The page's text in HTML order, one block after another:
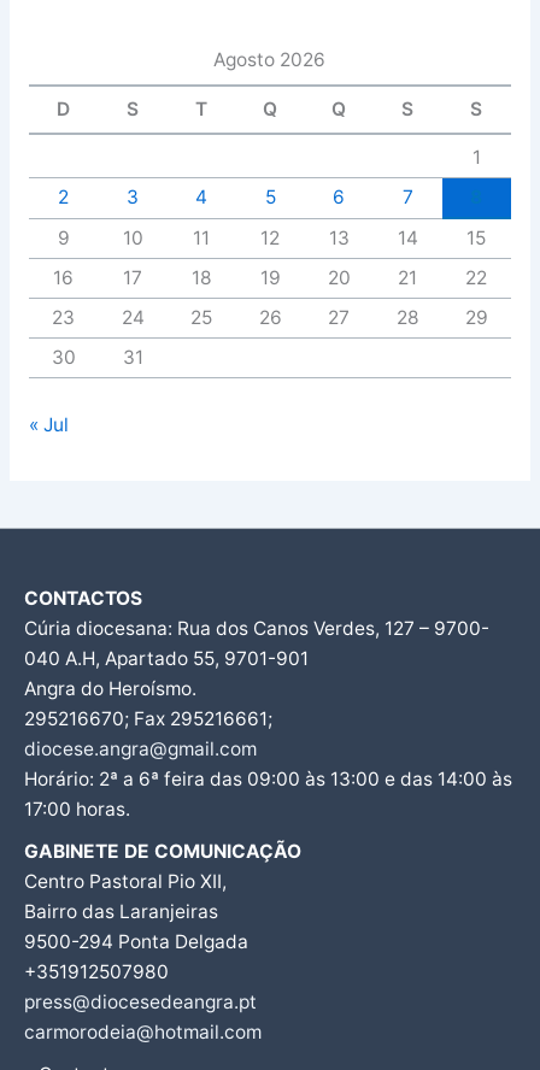
Agosto 2026
D S T Q Q S S
1
2
3 4 5 6 7
9
10 11 12 13 14
15
16
17 18 19 20 21
22
23
24 25 26 27 28
29
30
31
« Jul
CONTACTOS
Cúria diocesana: Rua dos Canos Verdes, 127 – 9700-
040 A.H, Apartado 55, 9701-901
Angra do Heroísmo.
295216670; Fax 295216661;
diocese.angra@gmail.com
Horário: 2ª a 6ª feira das 09:00 às 13:00 e das 14:00 às
17:00 horas.
GABINETE DE COMUNICAÇÃO
Centro Pastoral Pio XII,
Bairro das Laranjeiras
9500-294 Ponta Delgada
+351912507980
press@diocesedeangra.pt
carmorodeia@hotmail.com